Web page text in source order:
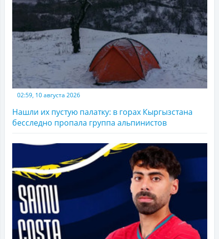
02:59, 10 августа 2026
Нашли их пустую палатку: в горах Кыргызстана
бесследно пропала группа альпинистов